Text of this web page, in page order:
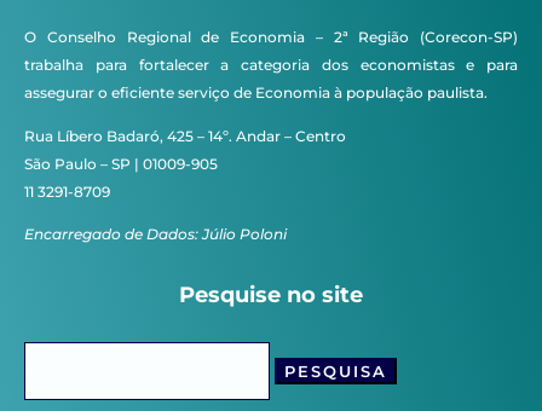
O Conselho Regional de Economia – 2ª Região (Corecon-SP)
trabalha para fortalecer a categoria dos economistas e para
assegurar o eficiente serviço de Economia à população paulista.
Rua Líbero Badaró, 425 – 14º. Andar – Centro
São Paulo – SP | 01009-905
11 3291-8709
Encarregado de Dados: Júlio Poloni
Pesquise no site